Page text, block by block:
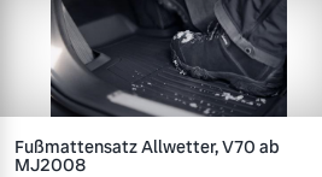
Fußmattensatz Allwetter, V70 ab
MJ2008